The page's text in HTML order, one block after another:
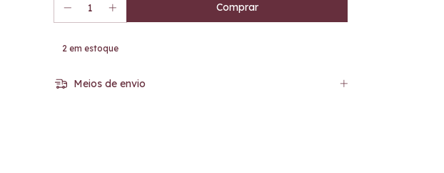
2 em estoque
Meios de envio